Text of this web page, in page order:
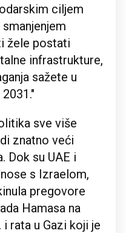
ciljem
žele postati
infrastrukture,
sažete u
sve više
znatno veći
Dok su UAE i
s Izraelom,
pregovore
Hamasa na
rata u Gazi koji je